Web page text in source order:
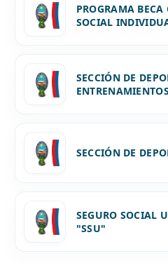
PROGRAMA
SOCIAL
SECCIÓN DE
SECCIÓN DE
SEGURO SOCIAL
"SSU"